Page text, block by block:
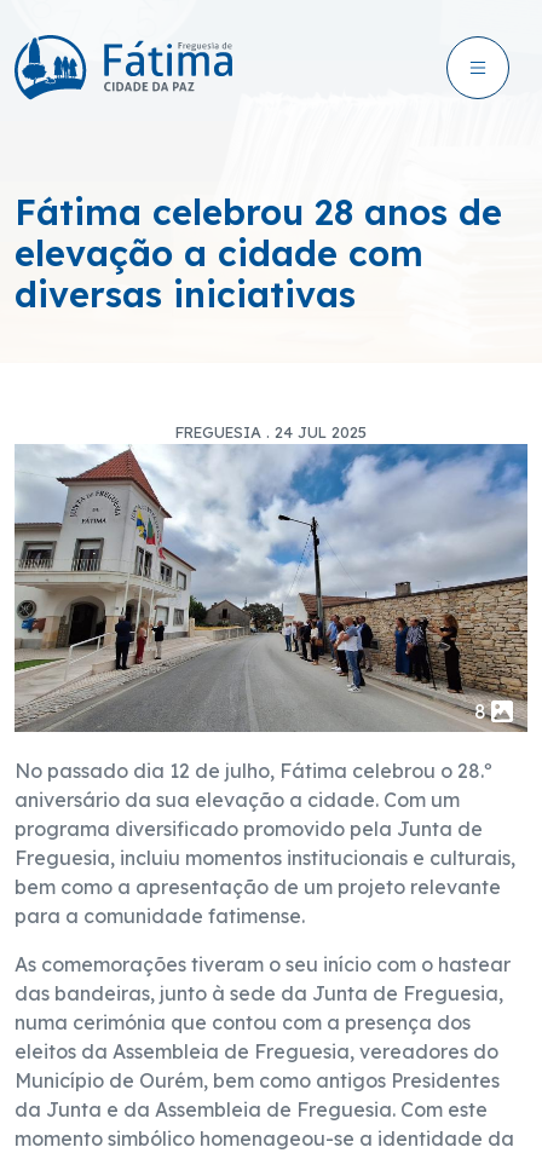
Fátima celebrou 28 anos de
elevação a cidade com
diversas iniciativas
FREGUESIA . 24 JUL 2025
8
No passado dia 12 de julho, Fátima celebrou o 28.º
aniversário da sua elevação a cidade. Com um
programa diversificado promovido pela Junta de
Freguesia, incluiu momentos institucionais e culturais,
bem como a apresentação de um projeto relevante
para a comunidade fatimense.
As comemorações tiveram o seu início com o hastear
das bandeiras, junto à sede da Junta de Freguesia,
numa cerimónia que contou com a presença dos
eleitos da Assembleia de Freguesia, vereadores do
Município de Ourém, bem como antigos Presidentes
da Junta e da Assembleia de Freguesia. Com este
momento simbólico homenageou-se a identidade da